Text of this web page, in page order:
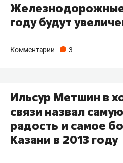
году будут
Комментарии 3
Ильсур Метшин в
связи назвал
радость и самое
Казани в 2013 году